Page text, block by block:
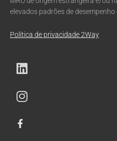
elevados padrões de desempenho
Política de privacidade 2Way